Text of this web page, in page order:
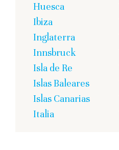
Huesca
Ibiza
Inglaterra
Innsbruck
Isla de Re
Islas Baleares
Islas Canarias
Italia